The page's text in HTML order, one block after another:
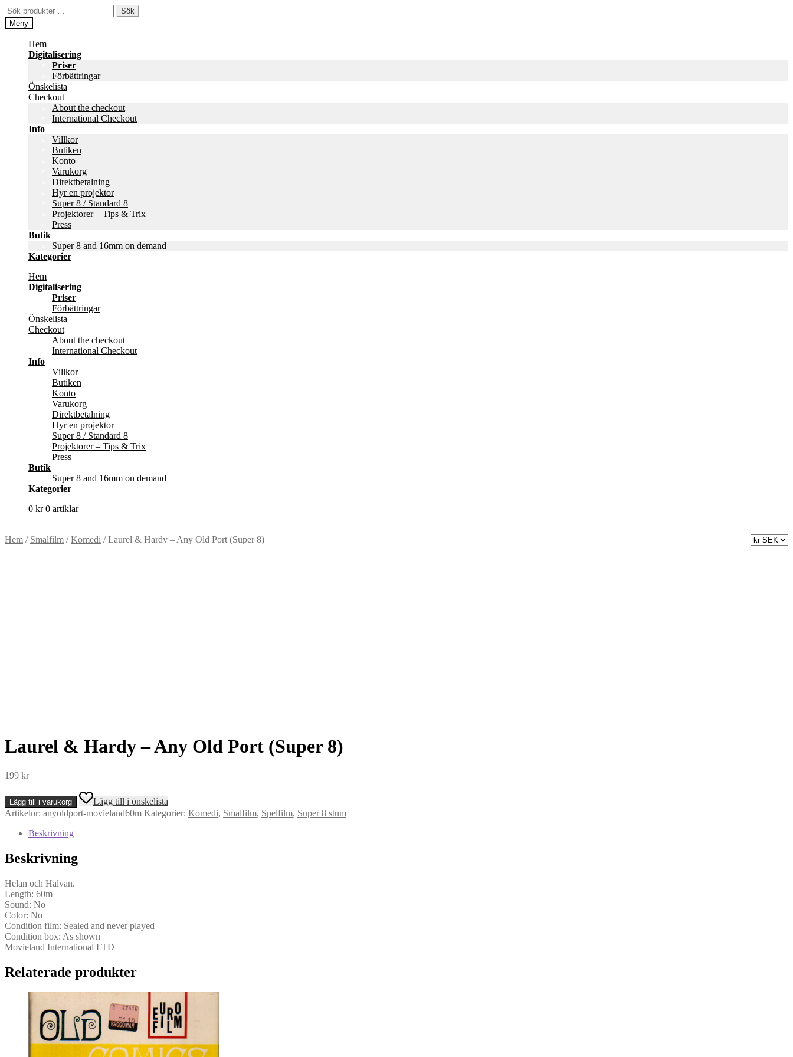
Hoppa
till
navigering
Hoppa
till
innehåll
Sök
efter:
Sök
Meny
Hem
Digitalisering
Priser
Förbättringar
Önskelista
Checkout
About the checkout
International Checkout
Info
Villkor
Butiken
Konto
Varukorg
Direktbetalning
Hyr en projektor
Super 8 / Standard 8
Projektorer – Tips & Trix
Press
Butik
Super 8 and 16mm on demand
Kategorier
Hem
Digitalisering
Priser
Förbättringar
Önskelista
Checkout
About the checkout
International Checkout
Info
Villkor
Butiken
Konto
Varukorg
Direktbetalning
Hyr en projektor
Super 8 / Standard 8
Projektorer – Tips & Trix
Press
Butik
Super 8 and 16mm on demand
Kategorier
0 kr 0 artiklar
Hem / Smalfilm /Komedi /Laurel & Hardy – Any Old Port (Super 8)
Laurel & Hardy – Any Old Port (Super 8)
199 kr
Laurel
&
Hardy
Any
Port
8)
mängd
Lägg till i varukorg
Lägg till i önskelista
Artikelnr: anyoldport-movieland60m Kategorier: Komedi, Smalfilm, Spelfilm, Super 8 stum
Beskrivning
Beskrivning
Helan och Halvan.
Length: 60m
Sound: No
Color: No
Condition film: Sealed and never played
Condition box: As shown
Movieland International LTD
Relaterade produkter